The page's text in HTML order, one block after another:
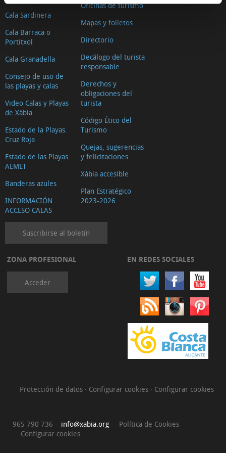
Cala Sardinera
Cala Barraca o
Portitxol
Cala Granadella
Consejo de uso de
las playas y calas
Video Calas y Playas
de Xàbia
Estado de la Playas.
Cruz Roja
Estado de las Playas.
AEMET
Banderas azules
INFORMACIÓN
ACCESO CALAS
Oficinas de turismo
Mapas y folletos
Directorio
Decálogo del turista
responsable
Derechos y
obligaciones del
turista
Código Ético del
Turismo
Quejas, sugerencias
y felicitaciones
Xàbia accesible
Plan Estratégico
2023-2026
Suscribirse al boletín
ZONA PROFESIONAL
Acceder
EN REDES SOCIALES
Protección de datos · Configurar cookies · Configurar cookies
965 790 736 info@xabia.org
Política de Cookies
Configurar cookies